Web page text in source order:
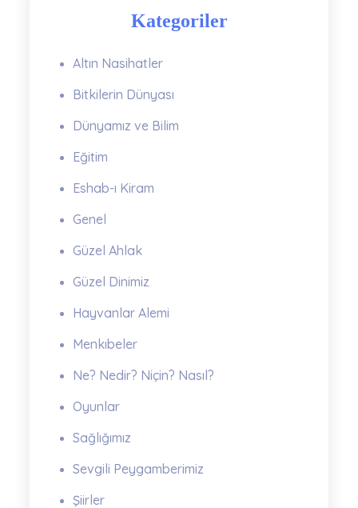
Kategoriler
Altın Nasihatler
Bitkilerin Dünyası
Dünyamız ve Bilim
Eğitim
Eshab-ı Kiram
Genel
Güzel Ahlak
Güzel Dinimiz
Hayvanlar Alemi
Menkıbeler
Ne? Nedir? Niçin? Nasıl?
Oyunlar
Sağlığımız
Sevgili Peygamberimiz
Şiirler